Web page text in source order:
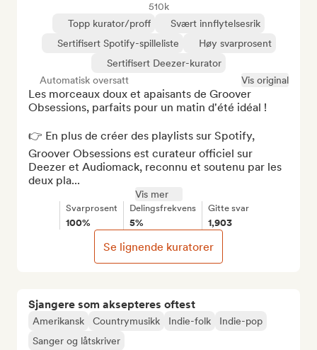
Sjangere som aksepteres oftest
Amerikansk Countrymusikk Indie-folk
Indie-pop
Sanger og låtskriver
510k
Topp kurator/proff
Svært innflytelsesrik
Sertifisert Spotify-spilleliste
Høy svarprosent
Sertifisert Deezer-kurator
Automatisk oversatt
Vis original
Les morceaux doux et apaisants de Groover
Obsessions, parfaits pour un matin d'été idéal !
👉 En plus de créer des playlists sur Spotify,
Groover Obsessions est curateur officiel sur
Deezer et Audiomack, reconnu et soutenu par les
deux pla...
Vis mer
Svarprosent
100%
Delingsfrekvens
5%
Gitte svar
1,903
Se lignende kuratorer